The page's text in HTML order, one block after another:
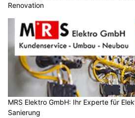
Renovation
MRS Elektro GmbH: Ihr Experte für
Sanierung